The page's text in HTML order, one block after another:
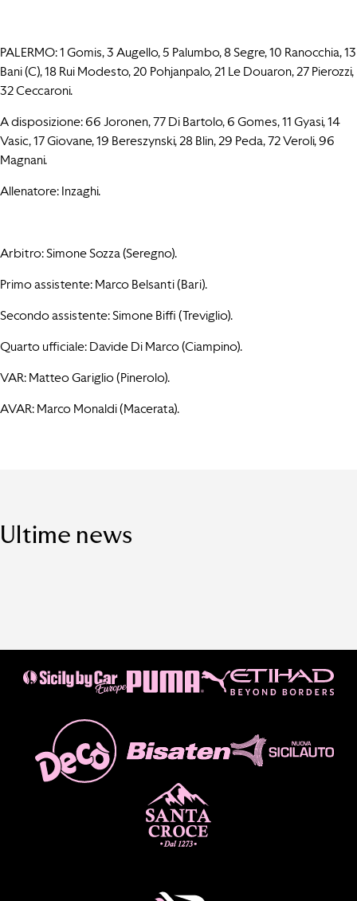
PALERMO: 1 Gomis, 3 Augello, 5 Palumbo, 8 Segre, 10 Ranocchia, 13
Bani (C), 18 Rui Modesto, 20 Pohjanpalo, 21 Le Douaron, 27 Pierozzi,
32 Ceccaroni.
A disposizione: 66 Joronen, 77 Di Bartolo, 6 Gomes, 11 Gyasi, 14
Vasic, 17 Giovane, 19 Bereszynski, 28 Blin, 29 Peda, 72 Veroli, 96
Magnani.
Allenatore: Inzaghi.
Arbitro: Simone Sozza (Seregno).
Primo assistente: Marco Belsanti (Bari).
Secondo assistente: Simone Biffi (Treviglio).
Quarto ufficiale: Davide Di Marco (Ciampino).
VAR: Matteo Gariglio (Pinerolo).
AVAR: Marco Monaldi (Macerata).
Ultime news